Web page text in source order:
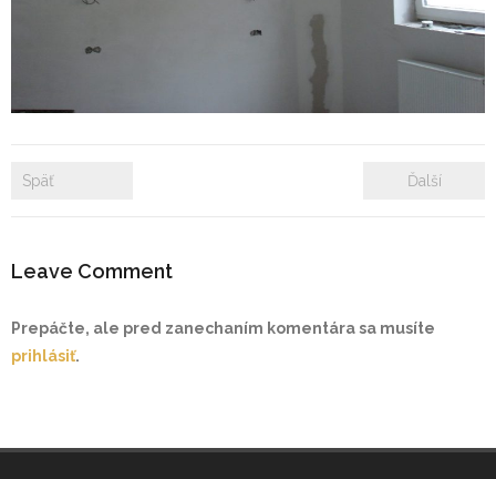
Späť Ďalší
Leave Comment
Prepáčte, ale pred zanechaním komentára sa musíte
prihlásiť.